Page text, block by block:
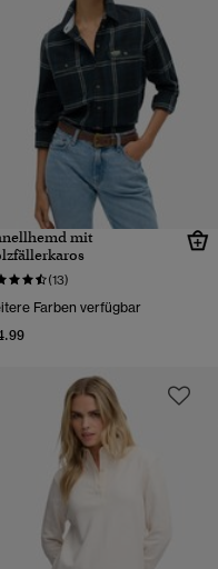
mit
(13)
Farben verfügbar